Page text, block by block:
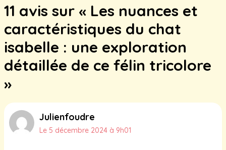
11 avis sur « Les nuances et
caractéristiques du chat
isabelle : une exploration
détaillée de ce félin tricolore
»
Julienfoudre
Le 5 décembre 2024 à 9h01